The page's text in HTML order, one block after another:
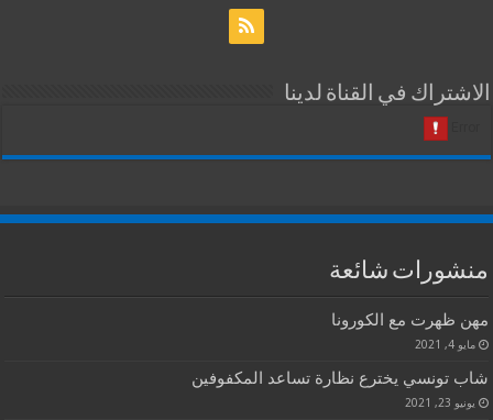
الاشتراك في القناة لدينا
منشورات شائعة
مهن ظهرت مع الكورونا
مايو 4, 2021
شاب تونسي يخترع نظارة تساعد المكفوفين
يونيو 23, 2021